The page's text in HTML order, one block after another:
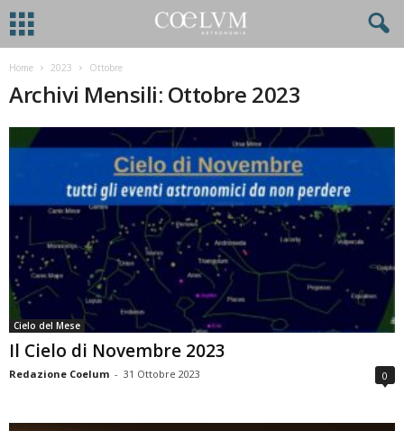
Home 2023 Ottobre
Archivi Mensili: Ottobre 2023
Cielo del Mese
Il Cielo di Novembre 2023
Redazione Coelum - 31 Ottobre 2023 0